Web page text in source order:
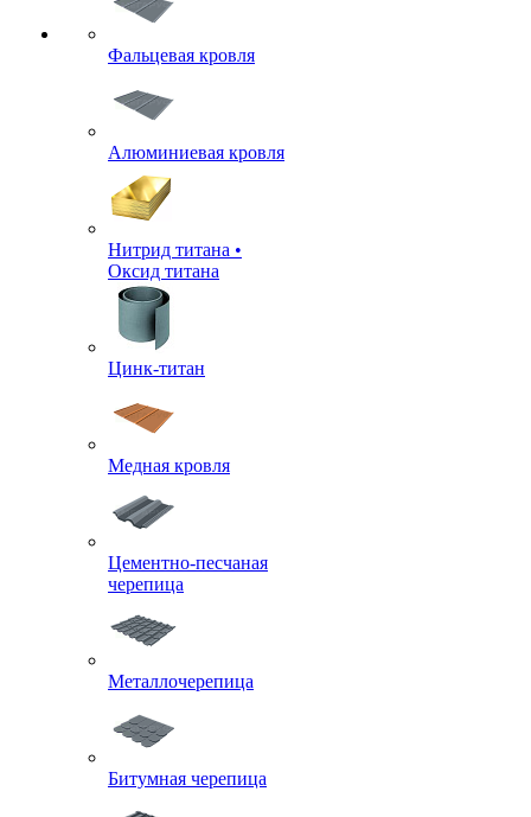
Фальцевая кровля
Алюминиевая кровля
Нитрид титана •
Оксид титана
Цинк-титан
Медная кровля
Цементно-песчаная
черепица
Металлочерепица
Битумная черепица